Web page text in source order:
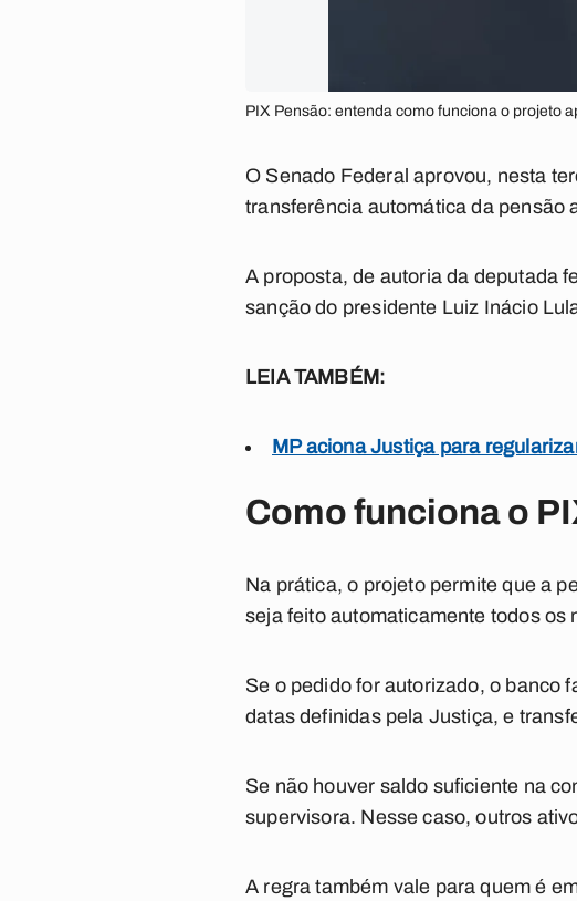
PIX Pensão: entenda como funciona o projeto
O Senado Federal aprovou, nesta
transferência automática da pensão
A proposta, de autoria da deputada
sanção do presidente Luiz Inácio
LEIA TAMBÉM:
MP aciona Justiça para
Como funciona o
Na prática, o projeto permite que a
seja feito automaticamente todos os
Se o pedido for autorizado, o banco
datas definidas pela Justiça, e
Se não houver saldo suficiente na
supervisora. Nesse caso, outros
A regra também vale para quem é